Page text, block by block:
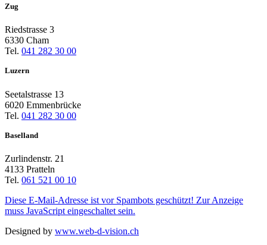
Zug
Riedstrasse 3
6330 Cham
Tel. 041 282 30 00
Luzern
Seetalstrasse 13
6020 Emmenbrücke
Tel. 041 282 30 00
Baselland
Zurlindenstr. 21
4133 Pratteln
Tel. 061 521 00 10
Diese E-Mail-Adresse ist vor Spambots geschützt! Zur Anzeige
muss JavaScript eingeschaltet sein.
Designed by www.web-d-vision.ch